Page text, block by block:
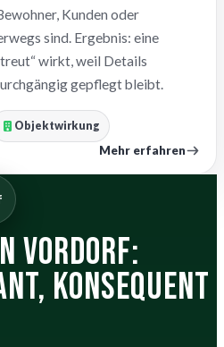
Kunden oder
sind. Ergebnis: eine
wirkt, weil Details
gepflegt bleibt.
Objektwirkung
Mehr erfahren
Vordorf:
konsequent